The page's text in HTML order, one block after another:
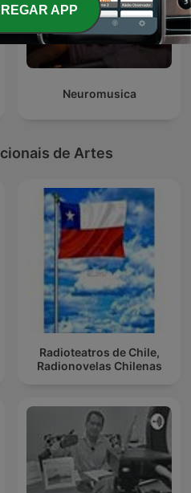
Neuromusica
de Artes
Radioteatros de Chile,
Radionovelas Chilenas
APP